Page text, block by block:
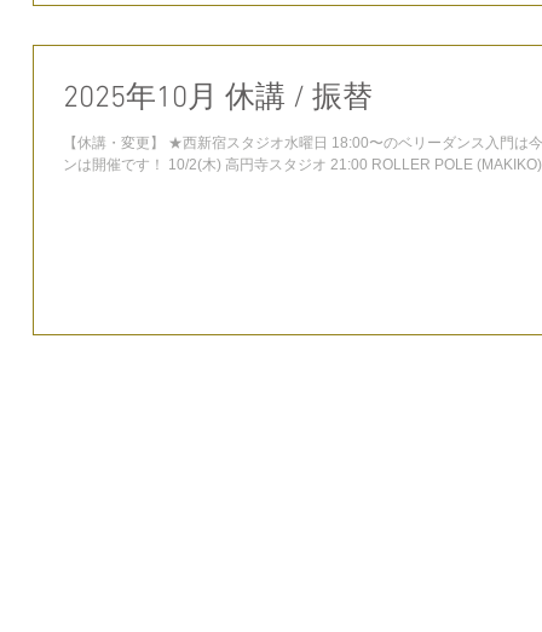
2025年10月 休講 / 振替
【休講・変更】 ★西新宿スタジオ水曜日 18:00〜のベリーダンス入門は今月休講です。 ※19:10〜のトライバルフュージョ